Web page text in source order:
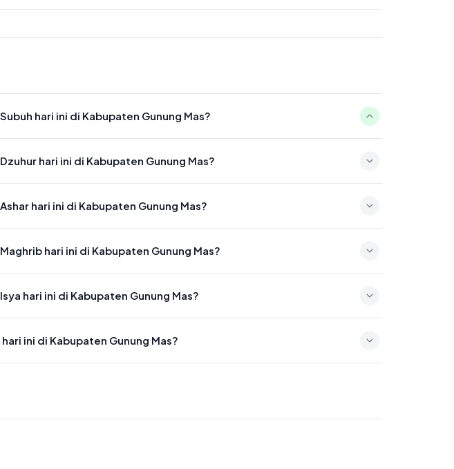
hari ini di Kabupaten Gunung Mas?
hari ini di Kabupaten Gunung Mas?
hari ini di Kabupaten Gunung Mas?
hari ini di Kabupaten Gunung Mas?
hari ini di Kabupaten Gunung Mas?
ini di Kabupaten Gunung Mas?